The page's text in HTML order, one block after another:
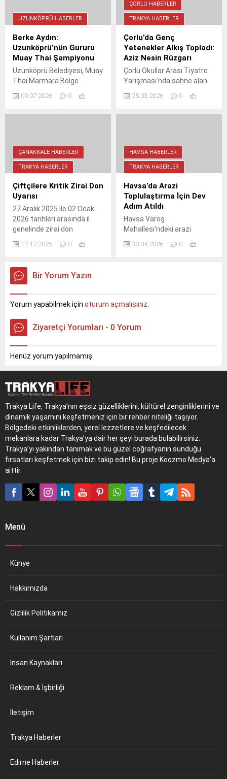
kendi uçurtmasını
uçurabilecek.
UZUNKÖPRÜ HABERLER
Berke Aydın:
Uzunköprü’nün Gururu
Muay Thai Şampiyonu
Uzunköprü Belediyesi, Muay
Thai Marmara Bölge
ağırladı. Genç sporcu, elde
hedefi Türkiye
şampiyonluğu ve
uluslararası başarılar.
09.07.2026 0
ÇORLU HABERLER
TRAKYA HABERLER
Çorlu’da Genç
Yetenekler Alkış Topladı:
Aziz Nesin Rüzgarı
Çorlu Okullar Arası Tiyatro
Yarışması'nda sahne alan
"Pırtlatan Bal" eseriyle
devleşti.
25.03.2026 0
ÇANAKKALE HABERLER
TRAKYA HABERLER
Çiftçilere Kritik Zirai Don
Uyarısı
27 Aralık 2025 ile 02 Ocak
2026 tarihleri arasında il
genelinde zirai don
bekleniyor. Çiftçilere
ürünlerini korumaları için
27.12.2025 0
HAVSA HABERLER
TRAKYA HABERLER
Havsa’da Arazi
Toplulaştırma İçin Dev
Adım Atıldı
Havsa Varoş
Mahallesi'ndeki arazi
toplulaştırma çalışmaları
için vatandaşları
Salonu'nu toplantılar için
sağladı.
30.04.2026 0
Bir Yorum Yazın
Yorum yapabilmek için oturum açmalısınız.
Ziyaretçi Yorumları - 0 Yorum
Henüz yorum yapılmamış.
Trakya Life, Trakya’nın eşsiz güzelliklerini, kültürel zenginliklerini ve
dinamik yaşamını keşfetmeniz için bir rehber niteliği taşıyor.
Bölgedeki etkinliklerden, yerel lezzetlere ve keşfedilecek
mekanlara kadar Trakya’ya dair her şeyi burada bulabilirsiniz.
Trakya’yı yakından tanımak ve bu güzel coğrafyanın sunduğu
fırsatları keşfetmek için bizi takip edin! Bu proje Koozmo Medya'a
aittir.
Menü
Künye
Hakkımızda
Gizlilik Politikamız
Kullanım Şartları
İnsan Kaynakları
Reklam & İşbirliği
İletişim
Trakya Haberler
Edirne Haberler